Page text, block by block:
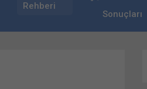
Rehberi
Sonuçları